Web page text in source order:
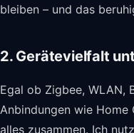
bleiben – und das
2. Gerätevielfalt
Egal ob Zigbee, WLAN,
Anbindungen wie
alles zusammen. Ich